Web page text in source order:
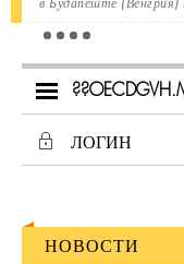
ЛОГИН
НОВОСТИ